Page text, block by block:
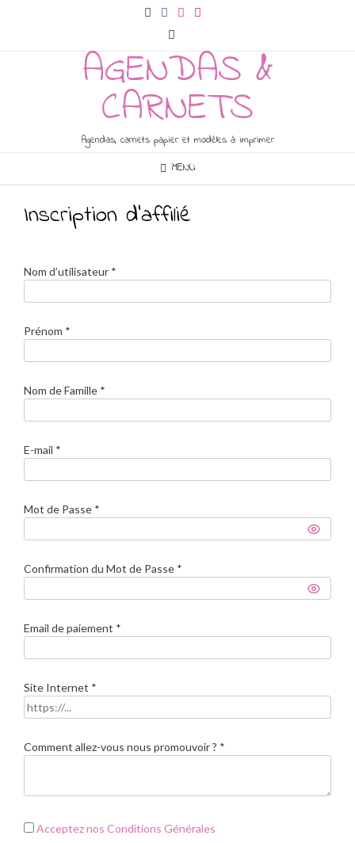
AGENDAS &
CARNETS
Agendas, carnets papier et modèles à imprimer
MENU
Inscription d’affilié
Nom d’utilisateur *
Prénom *
Nom de Famille *
E-mail *
Mot de Passe *
Confirmation du Mot de Passe *
Email de paiement *
Site Internet *
Comment allez-vous nous promouvoir ? *
Acceptez nos Conditions Générales